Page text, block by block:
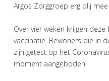
Argos Zorggroep erg blij mee
Over vier weken krijgen
vaccinatie. Bewoners die in
zijn getest op het
moment aangeboden.